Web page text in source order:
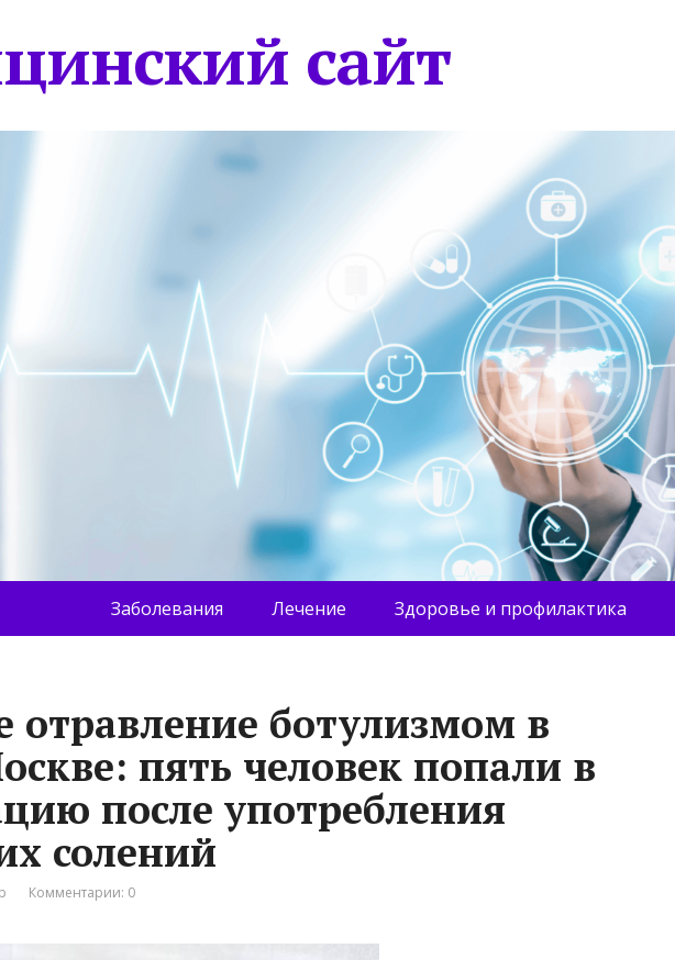
сайт
Заболевания Лечение Здоровье и профилактика
отравление ботулизмом в
пять человек попали в
после употребления
солений
Комментарии: 0